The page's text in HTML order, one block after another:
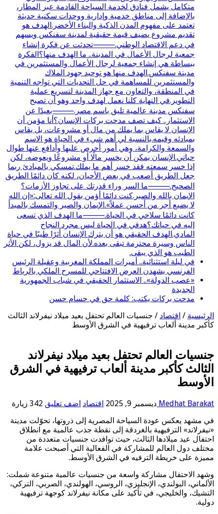
متكامل يشمل فنادق لخدمة السياحة القادمة عبر المطار،
بالإضافة إلى مناطق خدمية وإدارية ووحدات سكنية حديثة
تعتمد على مفهوم المدن الذكية والبناء الأخضر.الهدف هو
تقديم مشروع يضيف قيمة حقيقية لمدينة سفنكس ويسهم
في دعم الاقتصاد الوطني.⸻تحدثت عن فكرة إنشاء
جمعية لرجال الأعمال في المدينة.. ما الهدف منها؟الفكرة
ببساطة هي إنشاء جمعية لرجال الأعمال والمستثمرين في
مدينة سفنكس.الهدف منها هو توحيد جهود الملاك
والمستثمرين للمساهمة في حل التحديات التي تواجه التنمية
في المنطقة، والتعاون مع جهاز المدينة لتسريع عملية
التطوير.في النهاية كلنا نعمل لهدف واحد وهو أن تصبح
سفنكس مدينة عالمية تليق باسم مصر.⸻بعيدًا عن
الاستثمار.. كيف تصف مدحت بركات الإنسان؟أنا مؤمن أن
الإنسان لا يقاس بما يملك من مال أو مشروعات، بل يقاس
بمبادئه وقيمه.بالنسبة لي أهم شيء في الحياة هو الاسم
والسمعة والكرامة، وهي أمور أحرص عليها وأدافع عنها طوال
حياتي.الإنسان يمكن أن يخسر مالًا أو مشروعًا ويعوضه، لكن
إذا خسر سمعته فقد خسر أهم ما يملك.تمسكي بالمبادئ ربما
جعل الطريق أصعب في بعض الأحيان، لكنه كان دائمًا الطريق
الصحيح.⸻ما السر وراء قدرتك على تجاوز الأزمات؟
الإيمان بالله والصبر.كنت دائمًا أؤمن بقول الله تعالى:«إن الله
لا يضيع أجر من أحسن عملاً».الإيمان والصبر والتمسك بالمبدأ
كانت دائمًا سلاحي في الحياة.⸻ما الهدف الذي تسعى
إليه في حياتك؟هدفي في الحياة ليس مجرد النجاح
المادي.الهدف الحقيقي هو أن يترك الإنسان أثرًا طيبًا في حياة
الناس وسيرة محترمة تبقى بعده.لأن المال قد يزول، لكن الأثر
الطيب هو الذي يبقى.
في ليلة استثنائية.. أميرات المملكة المغربية وعقيلة الرئيس
الفرنسي يشهدن العرض الافتتاحي للمسرح الملكي بالرباط
«عصب الدولة».. الاستثمار الحقيقي في شباب الجمهورية
الجديدة
مدحت بركات يكتب: كلمة حق في حسام حسن
الرئيسية / اقتصاد / جنسيات العالم تحتفل بعيد ميلاد نيفرلاند الثالث
كأكبر مدينة ألعاب ترفيهية في الشرق الأوسط
جنسيات العالم تحتفل بعيد ميلاد نيفرلاند
الثالث كأكبر مدينة ألعاب ترفيهية في الشرق
الأوسط
Medhat Barakat ديسمبر 9, 2025 اقتصاد اضف تعليق 342 زيارة
في مشهد يعكس عودة السياحة المصرية إلى ذروتها، تحوّلت مدينة
«نيفرلاند» الترفيهية بالغردقة إلى نقطة جذب عالمية مع انطلاق
احتفال عيد ميلادها الثالث، حيث توافدت جنسيات متعددة من
مختلف دول العالم للمشاركة في الفعالية التي أصبحت علامة
مميزة على خريطة الترفيه في الشرق الأوسط.
وشهد الاحتفال مشاركة واسعة من جنسيات عالمية متنوعة شملت:
الألماني، البولندي، الإنجليزي، الروسي، الهولندي، الصربي، التركي،
التشيك، والخليجي، في تأكيد على مكانة نيفرلاند كوجهة ترفيهية
دولية.